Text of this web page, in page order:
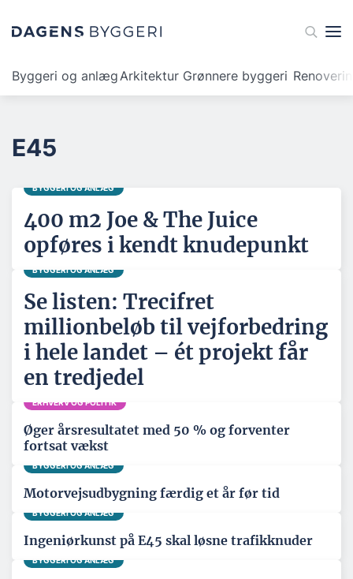
Byggeri og anlægArkitektur Grønnere byggeri
E45
BYGGERI OG ANLÆG
400 m2 Joe & The Juice
opføres i kendt knudepunkt
BYGGERI OG ANLÆG
Se listen: Trecifret
millionbeløb til vejforbedring
i hele landet – ét projekt får
en tredjedel
ERHVERV OG POLITIK
Øger årsresultatet med 50 % og forventer
fortsat vækst
BYGGERI OG ANLÆG
Motorvejsudbygning færdig et år før tid
BYGGERI OG ANLÆG
Ingeniørkunst på E45 skal løsne trafikknuder
BYGGERI OG ANLÆG